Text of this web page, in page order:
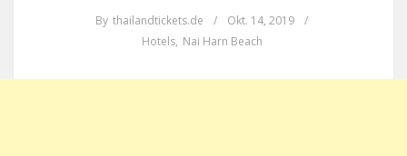
By thailandtickets.de / Okt. 14, 2019
/
Hotels, Nai Harn Beach